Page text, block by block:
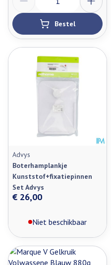
Bestel
Advys
Boterhamplankje
Kunststof+fixatiepinnen
Set Advys
€ 26,00
Niet beschikbaar